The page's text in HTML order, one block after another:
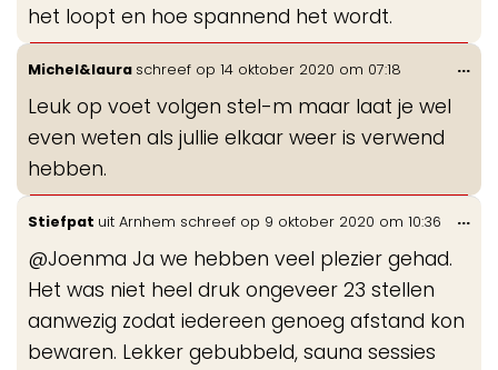
het loopt en hoe spannend het wordt.
Michel&laura schreef op 14 oktober 2020 om 07:18
Leuk op voet volgen stel-m maar laat je wel
even weten als jullie elkaar weer is verwend
hebben.
...
Stiefpat uit Arnhem schreef op 9 oktober 2020 om 10:36
@Joenma Ja we hebben veel plezier gehad.
Het was niet heel druk ongeveer 23 stellen
aanwezig zodat iedereen genoeg afstand kon
bewaren. Lekker gebubbeld, sauna sessies
...